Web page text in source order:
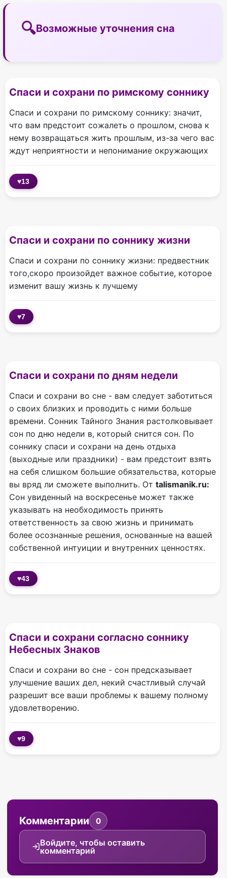
Возможные уточнения сна
Спаси и сохрани по римскому соннику
Спаси и сохрани по римскому соннику: значит,
что вам предстоит сожалеть о прошлом, снова к
нему возвращаться жить прошлым, из-за чего вас
ждут неприятности и непонимание окружающих
♥13
Спаси и сохрани по соннику жизни
Спаси и сохрани по соннику жизни: предвестник
того,скоро произойдет важное событие, которое
изменит вашу жизнь к лучшему
♥7
Спаси и сохрани по дням недели
Спаси и сохрани во сне - вам следует заботиться
о своих близких и проводить с ними больше
времени. Сонник Тайного Знания растолковывает
сон по дню недели в, который снится сон. По
соннику спаси и сохрани на день отдыха
(выходные или праздники) - вам предстоит взять
на себя слишком большие обязательства, которые
вы вряд ли сможете выполнить. От talismanik.ru:
Сон увиденный на воскресенье может также
указывать на необходимость принять
ответственность за свою жизнь и принимать
более осознанные решения, основанные на вашей
собственной интуиции и внутренних ценностях.
♥43
Спаси и сохрани согласно соннику
Небесных Знаков
Спаси и сохрани во сне - сон предсказывает
улучшение ваших дел, некий счастливый случай
разрешит все ваши проблемы к вашему полному
удовлетворению.
♥9
Комментарии 0
Войдите, чтобы оставить
комментарий